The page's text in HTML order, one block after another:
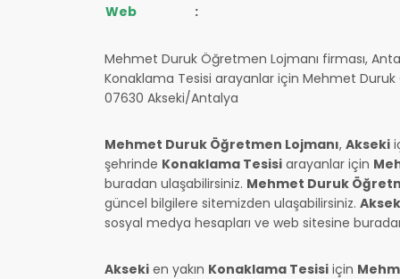
Web
:
Mehmet Duruk Öğretmen Lojmanı firması,
Konaklama Tesisi arayanlar için Mehmet
07630 Akseki/Antalya
Mehmet Duruk Öğretmen Lojmanı, Akseki
şehrinde Konaklama Tesisi arayanlar için
buradan ulaşabilirsiniz. Mehmet Duruk
güncel bilgilere sitemizden ulaşabilirsiniz.
sosyal medya hesapları ve web sitesine
Akseki en yakın Konaklama Tesisi için